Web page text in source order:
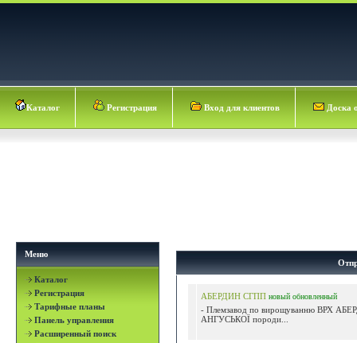
Каталог Регистрация Вход для клиентов Доска
Меню
Каталог
Регистрация
Тарифные планы
Панель управления
Расширенный поиск
АБЕРДИН СГПП новый обновленный
- Племзавод по вирощуванню ВРХ
АНГУСЬКОЇ породи...